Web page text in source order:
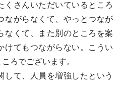
くさんいただいているところ
ながらなくて、やっとつなが
なくて、また別のところを案
けてもつながらない。こうい
ろでございます。
て、人員を増強したという